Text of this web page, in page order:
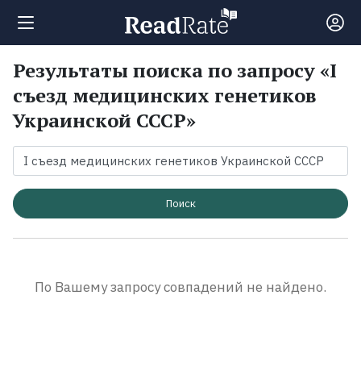
Поиск
Новости
Рейтинги
Экранизации
Результаты поиска по запросу «I
съезд медицинских генетиков
Украинской СССР»
Поиск
По Вашему запросу совпадений не найдено.